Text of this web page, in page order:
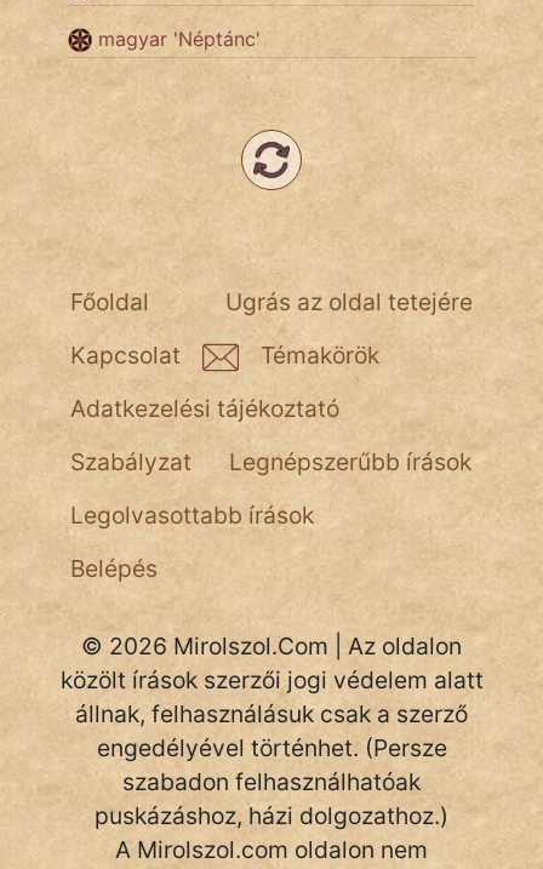
Hunor
Jób Gedeon
vörös ördög
nagyöreg
NapHold
Név nélkül
pszichopati
szegény legény
Hoffer Botond
magyar 'Néptánc'
Ugrás az oldal tetejére
Főoldal
Kapcsolat
Témakörök
Adatkezelési tájékoztató
Szabályzat
Legnépszerűbb írások
Legolvasottabb írások
Belépés
© 2026 Mirolszol.Com | Az oldalon
közölt írások szerzői jogi védelem alatt
állnak, felhasználásuk csak a szerző
engedélyével történhet. (Persze
szabadon felhasználhatóak
puskázáshoz, házi dolgozathoz.)
A Mirolszol.com oldalon nem